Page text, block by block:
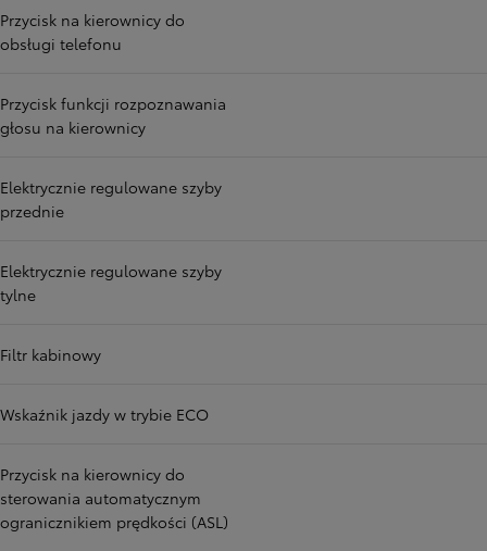
Przycisk na kierownicy do
obsługi telefonu
Przycisk funkcji rozpoznawania
głosu na kierownicy
Elektrycznie regulowane szyby
przednie
Elektrycznie regulowane szyby
tylne
Filtr kabinowy
Wskaźnik jazdy w trybie ECO
Przycisk na kierownicy do
sterowania automatycznym
ogranicznikiem prędkości (ASL)